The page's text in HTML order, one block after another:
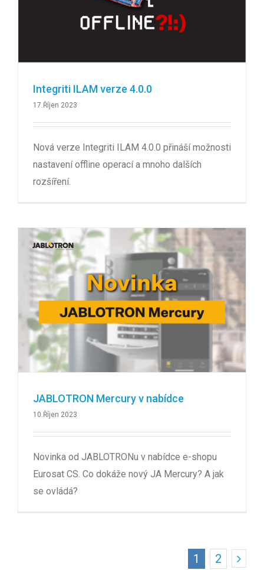
Integriti ILAM verze 4.0.0
17.Říjen 2023
Nová verze Integriti ILAM 4.0.0 přináší možnosti
nastavení offline operací a mnoho dalších
rozšíření.
JABLOTRON Mercury v nabídce
10.Říjen 2023
Novinka od JABLOTRONu v nabídce e-shopu
Eurosat CS. Co dokáže nový JA Mercury? A jak
se ovládá?
1 2